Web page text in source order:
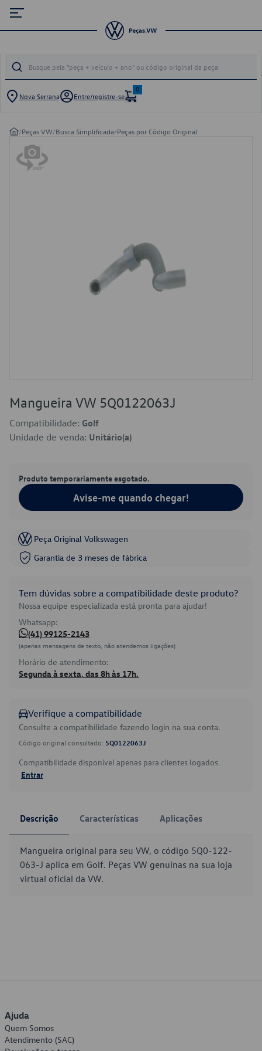
Nova Serrana Entre/registre-se
0
/Peças VW/Busca Simplificada/Peças por Código Original
Mangueira VW 5Q0122063J
Compatibilidade: Golf
Unidade de venda: Unitário(a)
Produto temporariamente esgotado.
Avise-me quando chegar!
Peça Original Volkswagen
Garantia de 3 meses de fábrica
Tem dúvidas sobre a compatibilidade deste produto?
Nossa equipe especializada está pronta para ajudar!
Whatsapp:
(41) 99125-2143
(apenas mensagens de texto, não atendemos ligações)
Horário de atendimento:
Segunda à sexta, das 8h às 17h.
Verifique a compatibilidade
Consulte a compatibilidade fazendo login na sua conta.
Código original consultado: 5Q0122063J
Compatibilidade disponível apenas para clientes logados.
Entrar
Descrição Características Aplicações
Mangueira original para seu VW, o código 5Q0-122-
063-J aplica em Golf. Peças VW genuínas na sua loja
virtual oficial da VW.
Ajuda
Quem Somos
Atendimento (SAC)